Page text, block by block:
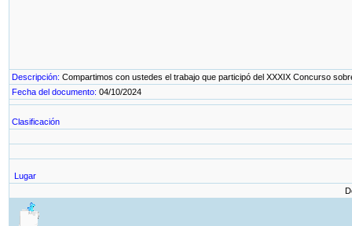
Descripción: Compartimos con ustedes el trabajo que participó del XXXIX Concurso
Fecha del documento: 04/10/2024
Clasificación
Lugar